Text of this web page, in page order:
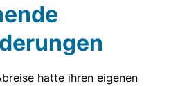
hatte ihren eigenen